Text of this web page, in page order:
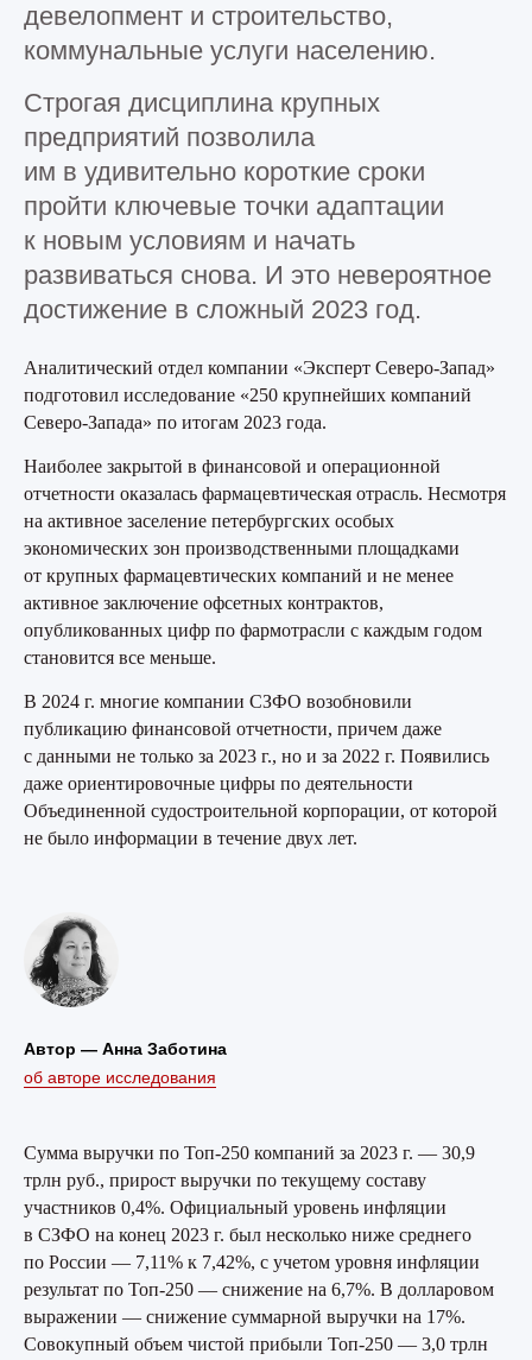
девелопмент и строительство,
коммунальные услуги населению.
Строгая дисциплина крупных
предприятий позволила
им в удивительно короткие сроки
пройти ключевые точки адаптации
к новым условиям и начать
развиваться снова. И это невероятное
достижение в сложный 2023 год.
Аналитический отдел компании «Эксперт Северо­-Запад»
подготовил исследование «250 крупнейших компаний
Северо­-Запада» по итогам 2023 года.
Наиболее закрытой в финансовой и операционной
отчетности оказалась фармацевтическая отрасль. Несмотря
на активное заселение петербургских особых
экономических зон производственными площадками
от крупных фармацевтических компаний и не менее
активное заключение офсетных контрактов,
опубликованных цифр по фармотрасли с каждым годом
становится все меньше.
В 2024 г. многие компании СЗФО возобновили
публикацию финансовой отчетности, причем даже
с данными не только за 2023 г., но и за 2022 г. Появились
даже ориентировочные цифры по деятельности
Объединенной судостроительной корпорации, от которой
не было информации в течение двух лет.
Автор — Анна Заботина
об авторе исследования
Сумма выручки по Топ-250 компаний за 2023 г. — 30,9
трлн руб., прирост выручки по текущему составу
участников 0,4%. Официальный уровень инфляции
в СЗФО на конец 2023 г. был несколько ниже среднего
по России — 7,11% к 7,42%, с учетом уровня инфляции
результат по Топ-250 — снижение на 6,7%. В долларовом
выражении — снижение суммарной выручки на 17%.
Совокупный объем чистой прибыли Топ-250 — 3,0 трлн